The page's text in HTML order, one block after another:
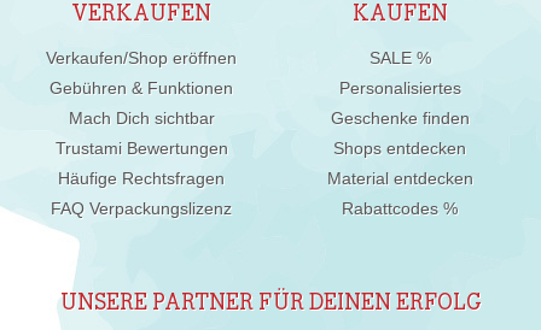
VERKAUFEN
Verkaufen/Shop eröffnen
Gebühren & Funktionen
Mach Dich sichtbar
Trustami Bewertungen
Häufige Rechtsfragen
FAQ Verpackungslizenz
KAUFEN
SALE %
Personalisiertes
Geschenke finden
Shops entdecken
Material entdecken
Rabattcodes %
UNSERE PARTNER FÜR DEINEN ERFOLG